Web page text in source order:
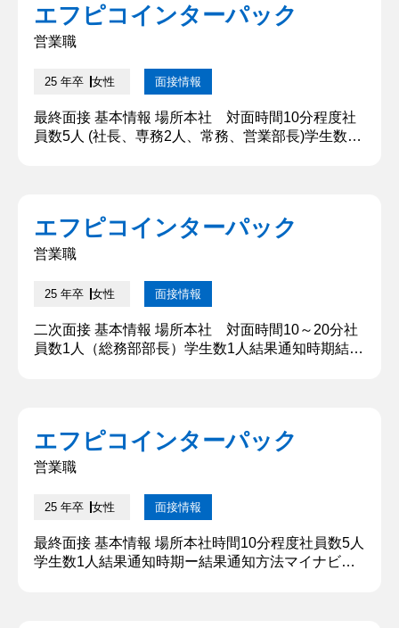
エフピコインターパック
営業職
25 年卒 女性 面接情報
最終面接 基本情報 場所本社 対面時間10分程度社
員数5人 (社長、専務2人、常務、営業部長)学生数1
動を行っているのだろうと自分で調べてみて、いつ
も身近にあるような小さい製品でも色々な工夫が施
エフピコインターパック
営業職
25 年卒 女性 面接情報
二次面接 基本情報 場所本社 対面時間10～20分社
員数1人（総務部部長）学生数1人結果通知時期結果
の事を知りました。 【深掘質問】 どのような印象
でしたか？ 【深堀質問回答】 人事の方の雰囲気が
とてもよく、...
エフピコインターパック
営業職
25 年卒 女性 面接情報
最終面接 基本情報 場所本社時間10分程度社員数5人
学生数1人結果通知時期ー結果通知方法マイナビの